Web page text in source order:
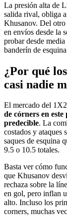
La presión alta de
salida rival, obliga
Khusanov. Del
en envíos desde la
probar desde
banderín de
¿Por qué
casi nadie
El mercado del
de córners en
predecible. La
costados y ataques
saques de esquina
9.5 o 10.5 totales.
Basta ver cómo
que Khusanov
rechaza sobre la
en gol, pero inflan
alto. Incluso los
corners, muchas